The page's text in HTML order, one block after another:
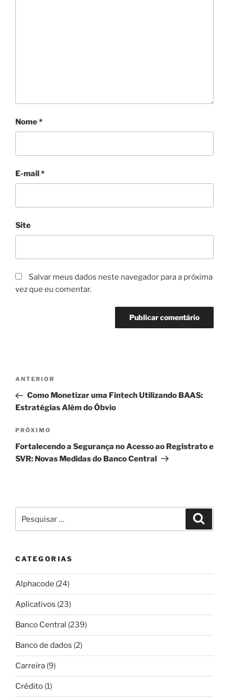
Nome*
E-mail*
Site
Salvar meus dados neste navegador para a próxima
vez que eu comentar.
Navegação
Post
Post
anterior
ANTERIOR
Como Monetizar uma Fintech Utilizando BAAS:
Estratégias Além do Óbvio
Próximo
post
PRÓXIMO
Fortalecendo a Segurança no Acesso ao Registrato e
SVR: Novas Medidas do Banco Central
por:
CATEGORIAS
Alphacode (24)
Aplicativos (23)
Banco Central (239)
Banco de dados (2)
Carreira (9)
Crédito (1)